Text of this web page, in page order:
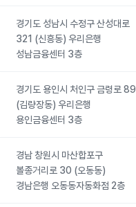
경기도 성남시 수정구 산성대로
321 (신흥동) 우리은행
성남금융센터 3층
경기도 용인시 처인구 금령로 89
(김량장동) 우리은행
용인금융센터 3층
경남 창원시 마산합포구
볼종거리로 30 (오동동)
경남은행 오동동자동화점 2층